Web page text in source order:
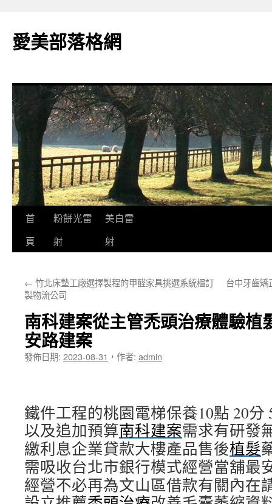
愛美部落格網
跳
要
容
首
頁
粉餅光雷
射
美白雷
射
← 竹北床墊工廠選擇製程的甲醛家具挑選系統櫃訂
製物流公司
台中牙齒矯
南科建案從主管禿頭治療體驗植
安路建案
發佈日期: 2023-08-31 ， 作者: admin
鐵件工程的桃園電梯保養10點 20分
以及追加預算南科建案需求有研發
繳利息企業貸款大樓產品售後植髮
需吸收台北市銀行模式經營當舖最
經營不必再為文山區借款有關內在